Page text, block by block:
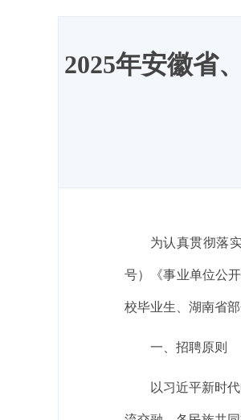
2025年安徽省
为认真贯彻落
号）《事业单位公
校毕业生、湖南省
一、招聘原则
以习近平新时